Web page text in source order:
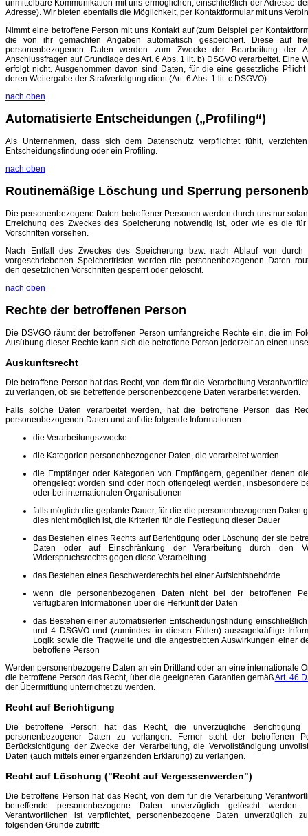
unmittelbare Kommunikation mit uns ermöglichen, einschließlich der Adresse
Adresse). Wir bieten ebenfalls die Möglichkeit, per Kontaktformular mit uns
Nimmt eine betroffene Person mit uns Kontakt auf (zum Beispiel per
die von ihr gemachten Angaben automatisch gespeichert. Diese auf
personenbezogenen Daten werden zum Zwecke der Bearbeitung der
Anschlussfragen auf Grundlage des Art. 6 Abs. 1 lit. b) DSGVO verarbeitet. Eine
erfolgt nicht. Ausgenommen davon sind Daten, für die eine gesetzliche
deren Weitergabe der Strafverfolgung dient (Art. 6 Abs. 1 lit. c DSGVO).
nach oben
Automatisierte Entscheidungen („Profiling“)
Als Unternehmen, dass sich dem Datenschutz verpflichtet fühlt,
Entscheidungsfindung oder ein Profiling.
nach oben
Routinemäßige Löschung und Sperrung
Die personenbezogene Daten betroffener Personen werden durch uns nur
Erreichung des Zweckes des Speicherung notwendig ist, oder wie es die
Vorschriften vorsehen.
Nach Entfall des Zweckes des Speicherung bzw. nach Ablauf von durch
vorgeschriebenen Speicherfristen werden die personenbezogenen Daten
den gesetzlichen Vorschriften gesperrt oder gelöscht.
nach oben
Rechte der betroffenen Person
Die DSVGO räumt der betroffenen Person umfangreiche Rechte ein, die im
Ausübung dieser Rechte kann sich die betroffene Person jederzeit an einen
Auskunftsrecht
Die betroffene Person hat das Recht, von dem für die Verarbeitung
zu verlangen, ob sie betreffende personenbezogene Daten verarbeitet werden.
Falls solche Daten verarbeitet werden, hat die betroffene Person das
personenbezogenen Daten und auf die folgende Informationen:
die Verarbeitungszwecke
die Kategorien personenbezogener Daten, die verarbeitet werden
die Empfänger oder Kategorien von Empfängern, gegenüber denen
offengelegt worden sind oder noch offengelegt werden, insbesondere
oder bei internationalen Organisationen
falls möglich die geplante Dauer, für die die personenbezogenen Daten
dies nicht möglich ist, die Kriterien für die Festlegung dieser Dauer
das Bestehen eines Rechts auf Berichtigung oder Löschung der sie
Daten oder auf Einschränkung der Verarbeitung durch den
Widerspruchsrechts gegen diese Verarbeitung
das Bestehen eines Beschwerderechts bei einer Aufsichtsbehörde
wenn die personenbezogenen Daten nicht bei der betroffenen
verfügbaren Informationen über die Herkunft der Daten
das Bestehen einer automatisierten Entscheidungsfindung
und 4 DSGVO und (zumindest in diesen Fällen) aussagekräftige
Logik sowie die Tragweite und die angestrebten Auswirkungen einer
betroffene Person
Werden personenbezogene Daten an ein Drittland oder an eine internationale
die betroffene Person das Recht, über die geeigneten Garantien gemäßArt. 46
der Übermittlung unterrichtet zu werden.
Recht auf Berichtigung
Die betroffene Person hat das Recht, die unverzügliche Berichtigung
personenbezogener Daten zu verlangen. Ferner steht der betroffenen
Berücksichtigung der Zwecke der Verarbeitung, die Vervollständigung
Daten (auch mittels einer ergänzenden Erklärung) zu verlangen.
Recht auf Löschung ("Recht auf Vergessenwerden")
Die betroffene Person hat das Recht, von dem für die Verarbeitung
betreffende personenbezogene Daten unverzüglich gelöscht
Verantwortlichen ist verpflichtet, personenbezogene Daten unverzüglich
folgenden Gründe zutrifft: